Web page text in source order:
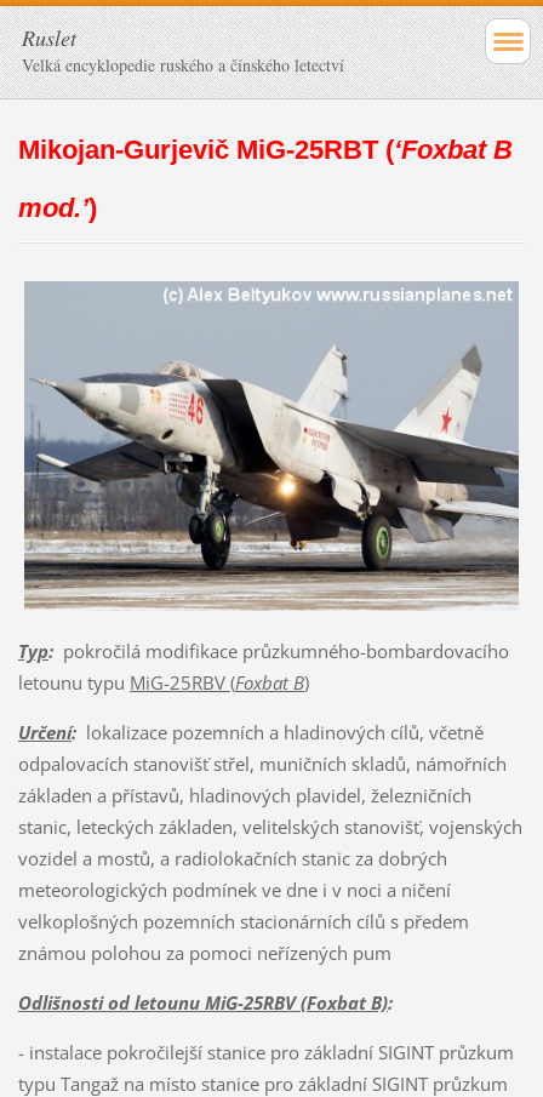
Ruslet
Velká encyklopedie ruského a čínského letectví
Mikojan-Gurjevič MiG-25RBT (‘Foxbat B
mod.’)
Typ:pokročilá modifikace průzkumného-bombardovacího
letounu typu MiG-25RBV (Foxbat B)
Určení:lokalizace pozemních a hladinových cílů, včetně
odpalovacích stanovišť střel, muničních skladů, námořních
základen a přístavů, hladinových plavidel, železničních
stanic, leteckých základen, velitelských stanovišť, vojenských
vozidel a mostů, a radiolokačních stanic za dobrých
meteorologických podmínek ve dne i v noci a ničení
velkoplošných pozemních stacionárních cílů s předem
známou polohou za pomoci neřízených pum
Odlišnosti od letounu MiG-25RBV (Foxbat B):
- instalace pokročilejší stanice pro základní SIGINT průzkum
typu Tangaž na místo stanice pro základní SIGINT průzkum